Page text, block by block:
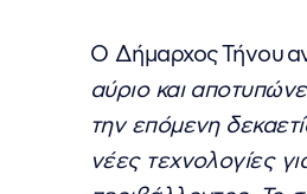
Ο Δήμαρχος Τήνου
αύριο και
την επόμενη
νέες τεχνολογίες